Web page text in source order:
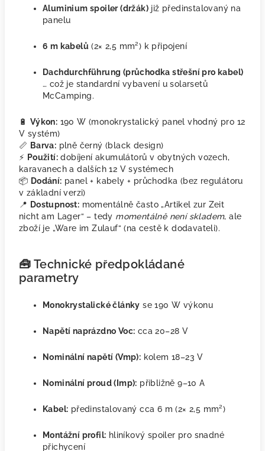
Aluminium spoiler (držák) již předinstalovaný na
panelu
6 m kabelů (2× 2,5 mm²) k připojení
Dachdurchführung (průchodka střešní pro kabel)
… což je standardní vybavení u solarsetů
McCamping.
🔋 Výkon: 190 W (monokrystalický panel vhodný pro 12
V systém)
📏 Barva: plně černý (black design)
⚡ Použití: dobíjení akumulátorů v obytných vozech,
karavanech a dalších 12 V systémech
📦 Dodání: panel + kabely + průchodka (bez regulátoru
v základní verzi)
📍 Dostupnost: momentálně často „Artikel zur Zeit
nicht am Lager“ – tedy momentálně není skladem, ale
zboží je „Ware im Zulauf“ (na cestě k dodavateli).
🧰 Technické předpokládané
parametry
Monokrystalické články se 190 W výkonu
Napětí naprázdno Voc: cca 20–28 V
Nominální napětí (Vmp): kolem 18–23 V
Nominální proud (Imp): přibližně 9–10 A
Kabel: předinstalovaný cca 6 m (2× 2,5 mm²)
Montážní profil: hliníkový spoiler pro snadné
přichycení